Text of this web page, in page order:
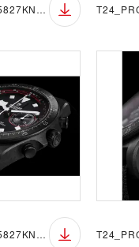
T24_PRO_M25827KN_001
T24_PRO_M25827KN_002